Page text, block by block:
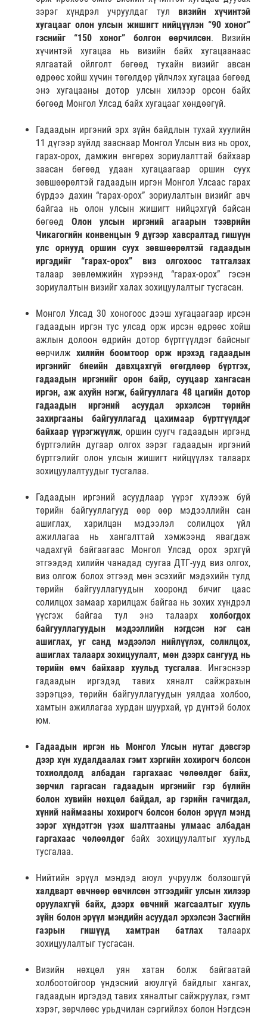
зэрэг хүндрэл учруулдаг тул визийн хүчинтэй
хугацааг олон улсын жишигт нийцүүлэн “90 хоног”
гэснийг “150 хоног” болгон өөрчилсөн. Визийн
хүчинтэй хугацаа нь визийн байх хугацаанаас
ялгаатай ойлголт бөгөөд тухайн визийг авсан
өдрөөс хойш хүчин төгөлдөр үйлчлэх хугацаа бөгөөд
энэ хугацааны дотор улсын хилээр орсон байх
бөгөөд Монгол Улсад байх хугацааг хөндөөгүй.
Гадаадын иргэний эрх зүйн байдлын тухай хуулийн
11 дүгээр зүйлд зааснаар Монгол Улсын виз нь орох,
гарах-орох, дамжин өнгөрөх зориулалттай байхаар
заасан бөгөөд удаан хугацаагаар оршин суух
зөвшөөрөлтэй гадаадын иргэн Монгол Улсаас гарах
бүрдээ дахин “гарах-орох” зориулалтын визийг авч
байгаа нь олон улсын жишигт нийцэхгүй байсан
бөгөөд Олон улсын иргэний агаарын тээврийн
Чикагогийн конвенцын 9 дүгээр хавсралтад гишүүн
улс орнууд оршин суух зөвшөөрөлтэй гадаадын
иргэдийг “гарах-орох” виз олгохоос татгалзах
талаар зөвлөмжийн хүрээнд “гарах-орох” гэсэн
зориулалтын визийг халах зохицуулалтыг тусгасан.
Монгол Улсад 30 хоногоос дээш хугацаагаар ирсэн
гадаадын иргэн тус улсад орж ирсэн өдрөөс хойш
ажлын долоон өдрийн дотор бүртгүүлдэг байсныг
өөрчилжхилийн боомтоор орж ирэхэд гадаадын
иргэнийг биеийн давхцахгүй өгөгдлөөр бүртгэх,
гадаадын иргэнийг орон байр, сууцаар хангасан
иргэн, аж ахуйн нэгж, байгууллага 48 цагийн дотор
гадаадын иргэний асуудал эрхэлсэн төрийн
захиргааны байгууллагад цахимаар бүртгүүлдэг
байхаар үүрэгжүүлж, оршин суугч гадаадын иргэнд
бүртгэлийн дугаар олгох зэрэг гадаадын иргэний
бүртгэлийг олон улсын жишигт нийцүүлэх талаарх
зохицуулалтуудыг тусгалаа.
Гадаадын иргэний асуудлаар үүрэг хүлээж буй
төрийн байгууллагууд өөр өөр мэдээллийн сан
ашиглах, харилцан мэдээлэл солилцох үйл
ажиллагаа нь хангалттай хэмжээнд явагдаж
чадахгүй байгаагаас Монгол Улсад орох эрхгүй
этгээдэд хилийн чанадад суугаа ДТГ-ууд виз олгох,
виз олгож болох этгээд мөн эсэхийг мэдэхийн тулд
төрийн байгууллагуудын хооронд бичиг цаас
солилцох замаар харилцаж байгаа нь зохих хүндрэл
үүсгэж байгаа тул энэ талаарх холбогдох
байгууллагуудын мэдээллийн нэгдсэн нэг сан
ашиглах, уг санд мэдээлэл нийлүүлэх, солилцох,
ашиглах талаарх зохицуулалт, мөн дээрх сангууд нь
төрийн өмч байхаар хуульд тусгалаа. Ингэснээр
гадаадын иргэдэд тавих хяналт сайжрахын
зэрэгцээ, төрийн байгууллагуудын уялдаа холбоо,
хамтын ажиллагаа хурдан шуурхай, үр дүнтэй болох
юм.
Гадаадын иргэн нь Монгол Улсын нутаг дэвсгэр
дээр хүн худалдаалах гэмт хэргийн хохирогч болсон
тохиолдолд албадан гаргахаас чөлөөлдөг байх,
зөрчил гаргасан гадаадын иргэнийг гэр бүлийн
болон хувийн нөхцөл байдал, ар гэрийн гачигдал,
хүний наймааны хохирогч болсон болон эрүүл мэнд
зэрэг хүндэтгэн үзэх шалтгааны улмаас албадан
гаргахаас чөлөөлдөгбайх зохицуулалтыг хуульд
тусгалаа.
Нийтийн эрүүл мэндэд аюул учруулж болзошгүй
халдварт өвчнөөр өвчилсөн этгээдийг улсын хилээр
оруулахгүй байх, дээрх өвчний жагсаалтыг хууль
зүйн болон эрүүл мэндийн асуудал эрхэлсэн Засгийн
газрын гишүүд хамтран батлах талаарх
зохицуулалтыг тусгасан.
Визийн нөхцөл уян хатан болж байгаатай
холбоотойгоор үндэсний аюулгүй байдлыг хангах,
гадаадын иргэдэд тавих хяналтыг сайжруулах, гэмт
хэрэг, зөрчлөөс урьдчилан сэргийлэх болон Нэгдсэн